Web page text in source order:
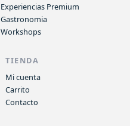
Experiencias Premium
Gastronomia
Workshops
TIENDA
Mi cuenta
Carrito
Contacto